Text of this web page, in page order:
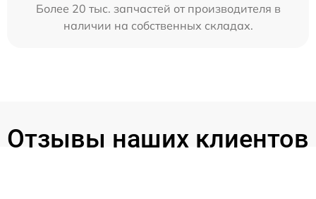
Более 20 тыс. запчастей от производителя в
наличии на собственных складах.
Отзывы наших клиентов